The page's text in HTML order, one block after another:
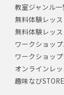
教室ジャンル一
無料体験レッ
無料体験レッ
ワークショッ
ワークショッ
オンラインレ
趣味なび